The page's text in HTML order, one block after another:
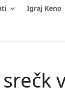
Igraj Keno